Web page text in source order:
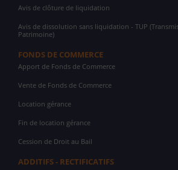
Avis de clôture de liquidation
Avis de dissolution sans liquidation - TUP
Patrimoine)
FONDS DE COMMERCE
Apport de Fonds de Commerce
Vente de Fonds de Commerce
Location gérance
Fin de location gérance
Cession de Droit au Bail
ADDITIFS - RECTIFICATIFS